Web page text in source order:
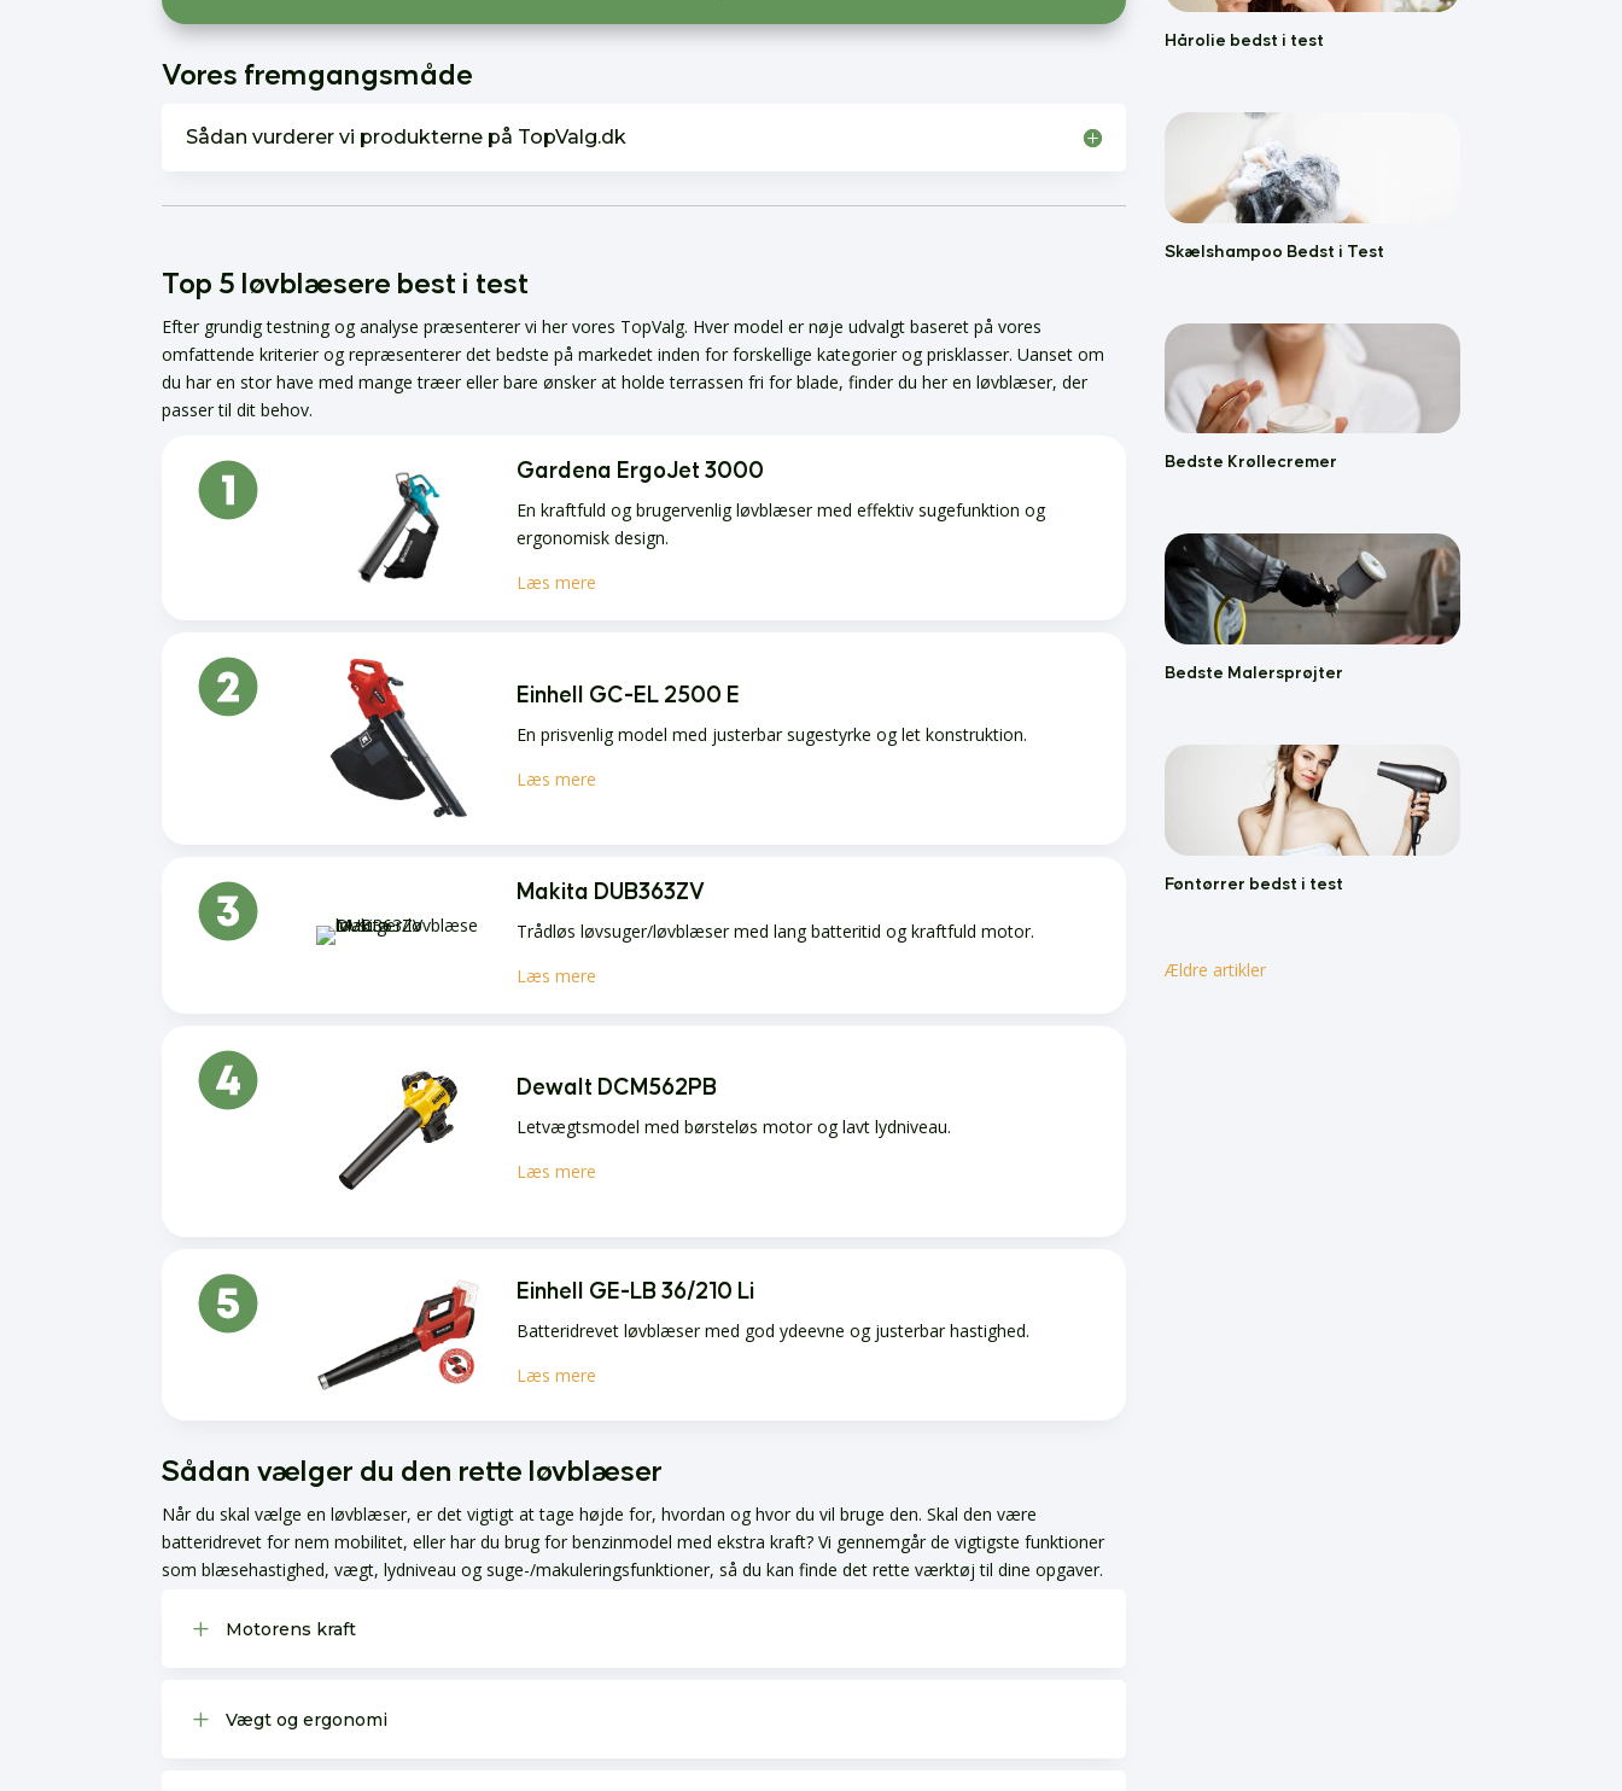
Vores fremgangsmåde
Sådan vurderer vi produkterne på TopValg.dk
Top 5 løvblæsere best i test
Efter grundig testning og analyse præsenterer vi her vores TopValg. Hver model er nøje udvalgt baseret på vores
omfattende kriterier og repræsenterer det bedste på markedet inden for forskellige kategorier og prisklasser. Uanset om
du har en stor have med mange træer eller bare ønsker at holde terrassen fri for blade, finder du her en løvblæser, der
passer til dit behov.
Gardena ErgoJet 3000
En kraftfuld og brugervenlig løvblæser med effektiv sugefunktion og
ergonomisk design.
Læs mere
Einhell GC-EL 2500 E
En prisvenlig model med justerbar sugestyrke og let konstruktion.
Læs mere
Makita DUB363ZV
Trådløs løvsuger/løvblæser med lang batteritid og kraftfuld motor.
Læs mere
Dewalt DCM562PB
Letvægtsmodel med børsteløs motor og lavt lydniveau.
Læs mere
Einhell GE-LB 36/210 Li
Batteridrevet løvblæser med god ydeevne og justerbar hastighed.
Læs mere
Sådan vælger du den rette løvblæser
Når du skal vælge en løvblæser, er det vigtigt at tage højde for, hvordan og hvor du vil bruge den. Skal den være
batteridrevet for nem mobilitet, eller har du brug for benzinmodel med ekstra kraft? Vi gennemgår de vigtigste funktioner
som blæsehastighed, vægt, lydniveau og suge-/makuleringsfunktioner, så du kan finde det rette værktøj til dine opgaver.
L Motorens kraft
L Vægt og ergonomi
Hårolie bedst i test
Skælshampoo Bedst i Test
Bedste Krøllecremer
Bedste Malersprøjter
Føntørrer bedst i test
Ældre artikler